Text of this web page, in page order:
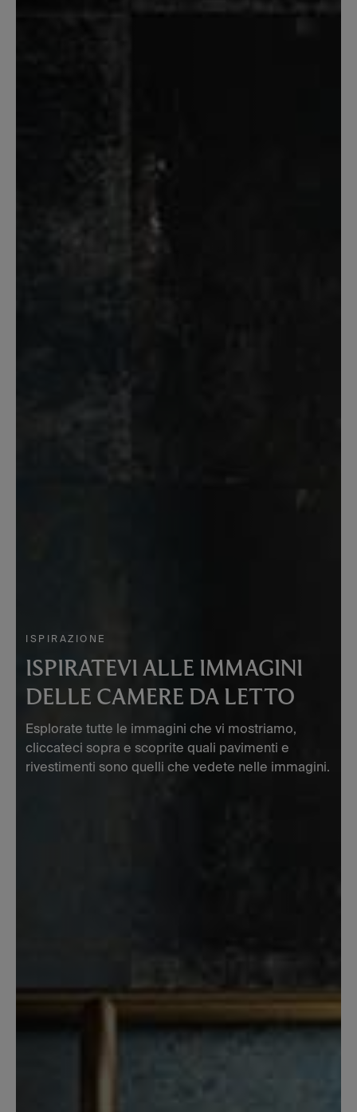
ISPIRAZIONE
ISPIRATEVI ALLE IMMAGINI
DELLE CAMERE DA LETTO
Esplorate tutte le immagini che vi mostriamo,
cliccateci sopra e scoprite quali pavimenti e
rivestimenti sono quelli che vedete nelle immagini.